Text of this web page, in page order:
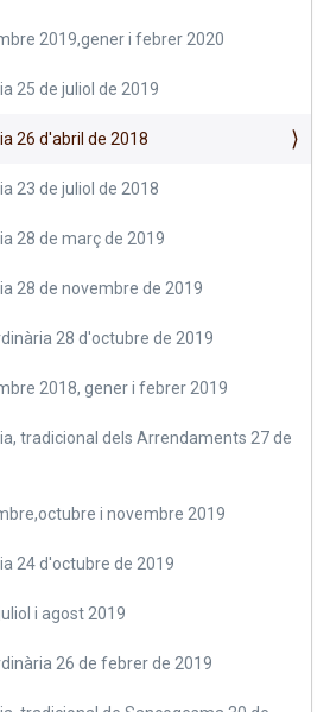
2019,gener i febrer 2020
25 de juliol de 2019
26 d'abril de 2018
23 de juliol de 2018
28 de març de 2019
28 de novembre de 2019
28 d'octubre de 2019
2018, gener i febrer 2019
tradicional dels Arrendaments 27 de
i novembre 2019
24 d'octubre de 2019
i agost 2019
26 de febrer de 2019